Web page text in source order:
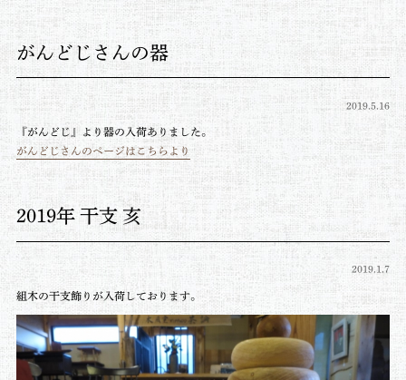
がんどじさんの器
2019.5.16
『がんどじ』より器の入荷ありました。
がんどじさんのページはこちらより
2019年 干支 亥
2019.1.7
組木の干支飾りが入荷しております。